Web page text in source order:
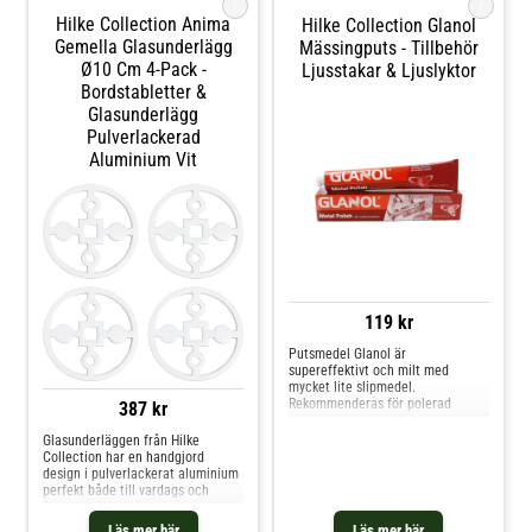
Glasunderläggen kommer i olika
färger.- Finns även som
glasunderlägg i mässing.-
Tillverkade i Indien. Skötselråd för
glasunderläggen- Handdisk
Hilke Collection Anima
Gemella Glasunderlägg
Ø10 Cm 4-Pack -
Bordstabletter &
Glasunderlägg
Pulverlackerad
Aluminium Vit
387 kr
Glasunderläggen från Hilke
Collection har en handgjord
design i pulverlackerat aluminium
perfekt både till vardags och
finare tillfällen. De är
pulverlackerade. Välj mellan olika
Hilke Collection Glanol
Mässingputs - Tillbehör
Ljusstakar & Ljuslyktor
119 kr
Putsmedel Glanol är
supereffektivt och milt med
mycket lite slipmedel.
Rekommenderas för polerad